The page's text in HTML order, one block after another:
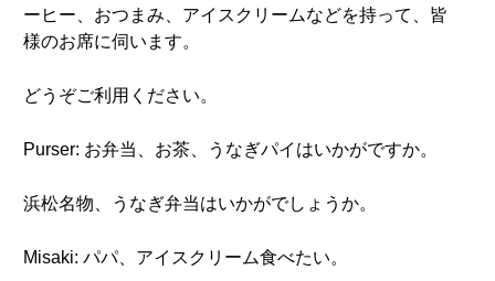
ーヒー、おつまみ、アイスクリームなどを持って、皆
様のお席に伺います。
どうぞご利用ください。
Purser: お弁当、お茶、うなぎパイはいかがですか。
浜松名物、うなぎ弁当はいかがでしょうか。
Misaki: パパ、アイスクリーム食べたい。